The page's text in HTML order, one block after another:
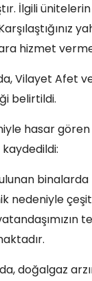
İlgili
hizmet
Vilayet Afet
belirtildi.
hasar
nedeniyle
doğalgaz